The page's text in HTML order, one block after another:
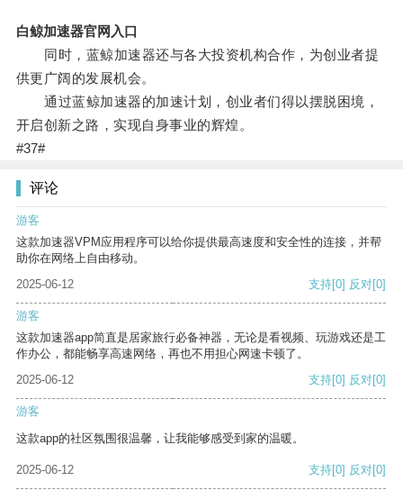
白鲸加速器官网入口
同时，蓝鲸加速器还与各大投资机构合作，为创业者提
供更广阔的发展机会。
通过蓝鲸加速器的加速计划，创业者们得以摆脱困境，
开启创新之路，实现自身事业的辉煌。
#37#
评论
游客
这款加速器VPM应用程序可以给你提供最高速度和安全性的连接，并帮
助你在网络上自由移动。
2025-06-12
支持[0] 反对[0]
游客
这款加速器app简直是居家旅行必备神器，无论是看视频、玩游戏还是工
作办公，都能畅享高速网络，再也不用担心网速卡顿了。
2025-06-12
支持[0] 反对[0]
游客
这款app的社区氛围很温馨，让我能够感受到家的温暖。
2025-06-12 支持[0] 反对[0]